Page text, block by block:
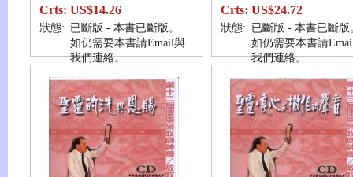
Crts: US$14.26
狀態: 已斷版 - 本書已斷版。
如仍需要本書請Email與
我們連絡。
Crts: US$24.72
狀態: 已斷版 - 本書已斷版
如仍需要本書請
我們連絡。